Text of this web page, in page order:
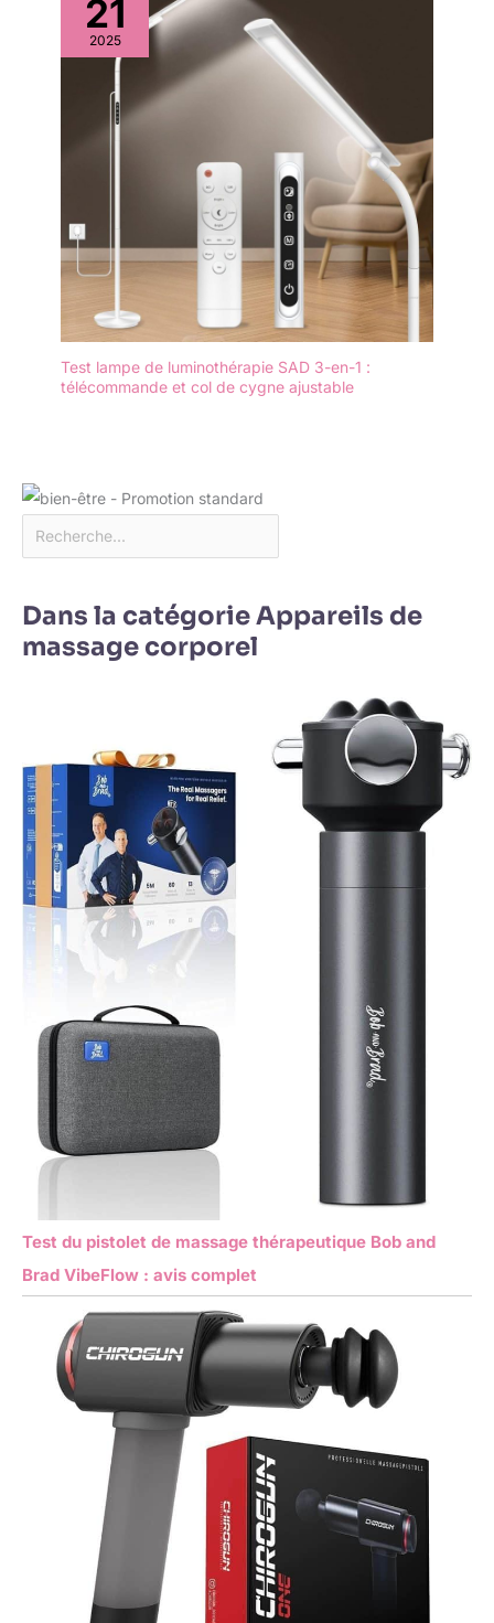
21
2025
Test lampe de luminothérapie SAD 3-en-1 :
télécommande et col de cygne ajustable
Dans la catégorie Appareils de
massage corporel
Test du pistolet de massage thérapeutique Bob and
Brad VibeFlow : avis complet